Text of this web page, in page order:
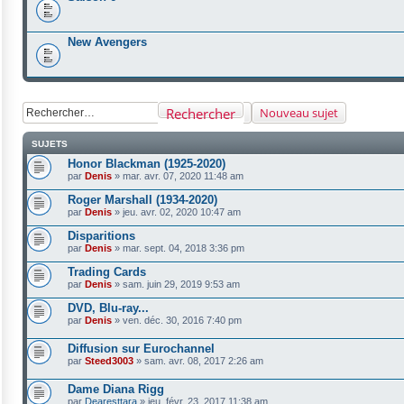
New Avengers
Nouveau sujet
Rechercher
SUJETS
Honor Blackman (1925-2020)
par Denis » mar. avr. 07, 2020 11:48 am
Roger Marshall (1934-2020)
par Denis » jeu. avr. 02, 2020 10:47 am
Disparitions
par Denis » mar. sept. 04, 2018 3:36 pm
Trading Cards
par Denis » sam. juin 29, 2019 9:53 am
DVD, Blu-ray...
par Denis » ven. déc. 30, 2016 7:40 pm
Diffusion sur Eurochannel
par Steed3003 » sam. avr. 08, 2017 2:26 am
Dame Diana Rigg
par Dearesttara » jeu. févr. 23, 2017 11:38 am